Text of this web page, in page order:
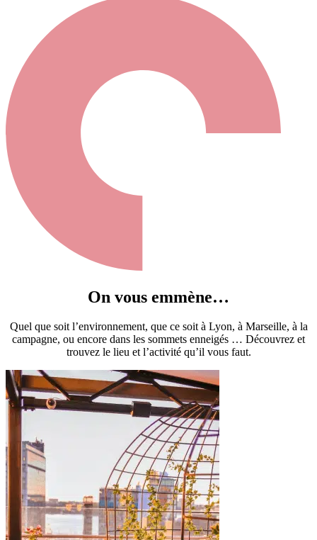
On vous emmène…
Quel que soit l’environnement, que ce soit à Lyon, à Marseille, à la
campagne, ou encore dans les sommets enneigés … Découvrez et
trouvez le lieu et l’activité qu’il vous faut.